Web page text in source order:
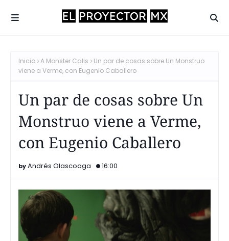
Inicio A Monster Calls
Un par de cosas sobre Un Monstruo
viene a Verme, con Eugenio Caballero
Un par de cosas sobre Un
Monstruo viene a Verme,
con Eugenio Caballero
Andrés Olascoaga 16:00